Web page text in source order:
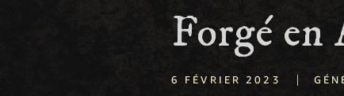
Forgé en
6 FÉVRIER 2023 |